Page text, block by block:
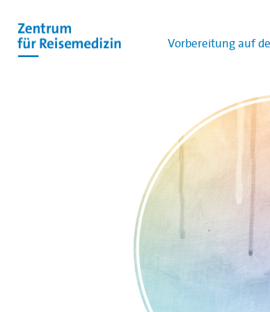
Vorbereitung auf